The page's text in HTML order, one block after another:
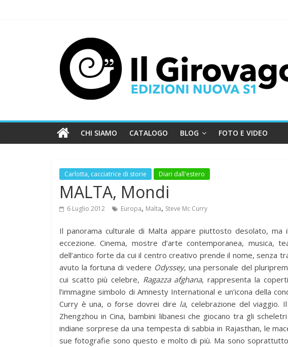
CHI SIAMO CATALOGO BLOG FOTO E VIDEO
Carlotta, cacciatrice di storie Diari dall'estero
MALTA, Mondi
6 Luglio 2012 Europa, Malta, Steve Mc Curry
Il panorama culturale di Malta appare piuttosto desolato, ma il
eccezione. Cinema, mostre d’arte contemporanea, musica,
dell’antico forte da cui il centro creativo prende il nome, senza
avuto la fortuna di vedere Odyssey, una personale del
cui scatto più celebre, Ragazza afghana, rappresenta la
l’immagine simbolo di Amnesty International e un’icona della
Curry è una, o forse dovrei dire la, celebrazione del viaggio.
Zhengzhou in Cina, bambini libanesi che giocano tra gli
indiane sorprese da una tempesta di sabbia in Rajasthan, le
sue fotografie sono questo e molto di più. Ma sono